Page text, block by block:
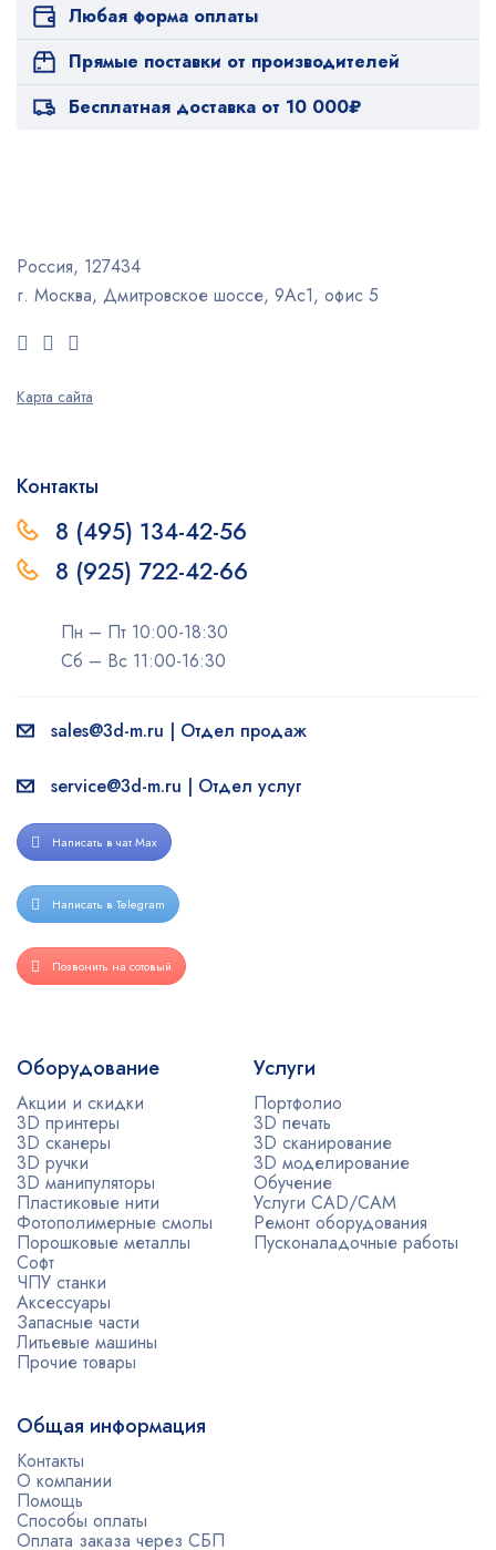
Любая форма оплаты
Прямые поставки от производителей
Бесплатная доставка от 10 000₽
Россия, 127434
г. Москва, Дмитровское шоссе, 9Ас1, офис 5
Карта сайта
Контакты
8 (495) 134-42-56
8 (925) 722-42-66
Пн – Пт 10:00-18:30
Сб – Вс 11:00-16:30
sales@3d-m.ru | Отдел продаж
service@3d-m.ru | Отдел услуг
Написать в чат Max
Написать в Telegram
Позвонить на сотовый
Оборудование
Акции и скидки
3D принтеры
3D сканеры
3D ручки
3D манипуляторы
Пластиковые нити
Фотополимерные смолы
Порошковые металлы
Софт
ЧПУ станки
Аксессуары
Запасные части
Литьевые машины
Прочие товары
Услуги
Портфолио
3D печать
3D сканирование
3D моделирование
Обучение
Услуги CAD/CAM
Ремонт оборудования
Пусконаладочные работы
Общая информация
Контакты
О компании
Помощь
Способы оплаты
Оплата заказа через СБП